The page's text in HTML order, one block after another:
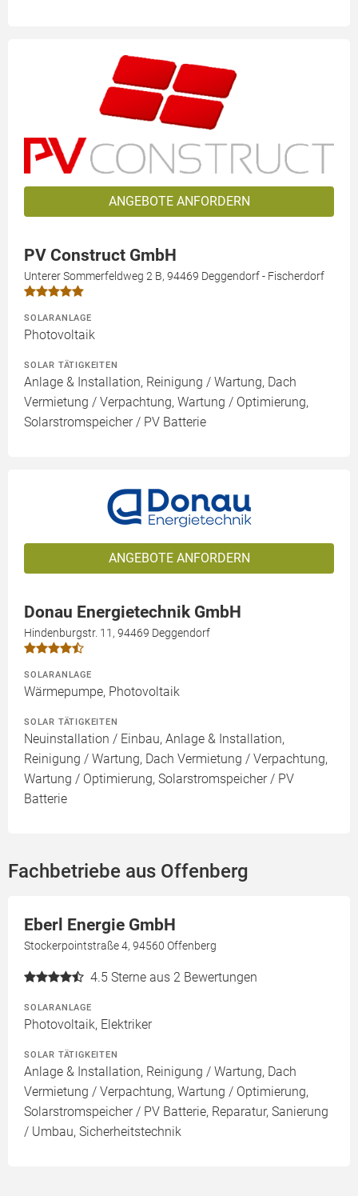
ANGEBOTE ANFORDERN
PV Construct GmbH
Unterer Sommerfeldweg 2 B, 94469 Deggendorf - Fischerdorf
SOLARANLAGE
Photovoltaik
SOLAR TÄTIGKEITEN
Anlage & Installation, Reinigung / Wartung, Dach
Vermietung / Verpachtung, Wartung / Optimierung,
Solarstromspeicher / PV Batterie
ANGEBOTE ANFORDERN
Donau Energietechnik GmbH
Hindenburgstr. 11, 94469 Deggendorf
SOLARANLAGE
Wärmepumpe, Photovoltaik
SOLAR TÄTIGKEITEN
Neuinstallation / Einbau, Anlage & Installation,
Reinigung / Wartung, Dach Vermietung / Verpachtung,
Wartung / Optimierung, Solarstromspeicher / PV
Batterie
Fachbetriebe aus Offenberg
Eberl Energie GmbH
Stockerpointstraße 4, 94560 Offenberg
4.5 Sterne aus 2 Bewertungen
SOLARANLAGE
Photovoltaik, Elektriker
SOLAR TÄTIGKEITEN
Anlage & Installation, Reinigung / Wartung, Dach
Vermietung / Verpachtung, Wartung / Optimierung,
Solarstromspeicher / PV Batterie, Reparatur, Sanierung
/ Umbau, Sicherheitstechnik